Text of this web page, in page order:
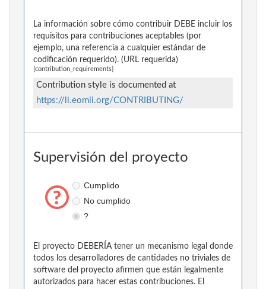
La información sobre cómo contribuir DEBE incluir los
requisitos para contribuciones aceptables (por
ejemplo, una referencia a cualquier estándar de
codificación requerido). (URL requerida)
[contribution_requirements]
Contribution style is documented at
https://ll.eomii.org/CONTRIBUTING/
Supervisión del proyecto
Cumplido
No cumplido
?
El proyecto DEBERÍA tener un mecanismo legal donde
todos los desarrolladores de cantidades no triviales de
software del proyecto afirmen que están legalmente
autorizados para hacer estas contribuciones. El